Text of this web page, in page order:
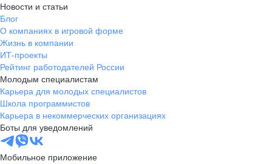
Новости и статьи
Блог
О компаниях в игровой форме
Жизнь в компании
ИТ-проекты
Рейтинг работодателей России
Молодым специалистам
Карьера для молодых специалистов
Школа программистов
Карьера в некоммерческих организациях
Боты для уведомлений
Мобильное приложение